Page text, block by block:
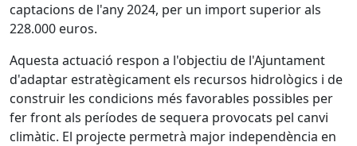
captacions de l'any 2024, per un import superior als
228.000 euros.
Aquesta actuació respon a l'objectiu de l'Ajuntament
d'adaptar estratègicament els recursos hidrològics i de
construir les condicions més favorables possibles per
fer front als períodes de sequera provocats pel canvi
climàtic. El projecte permetrà major independència en